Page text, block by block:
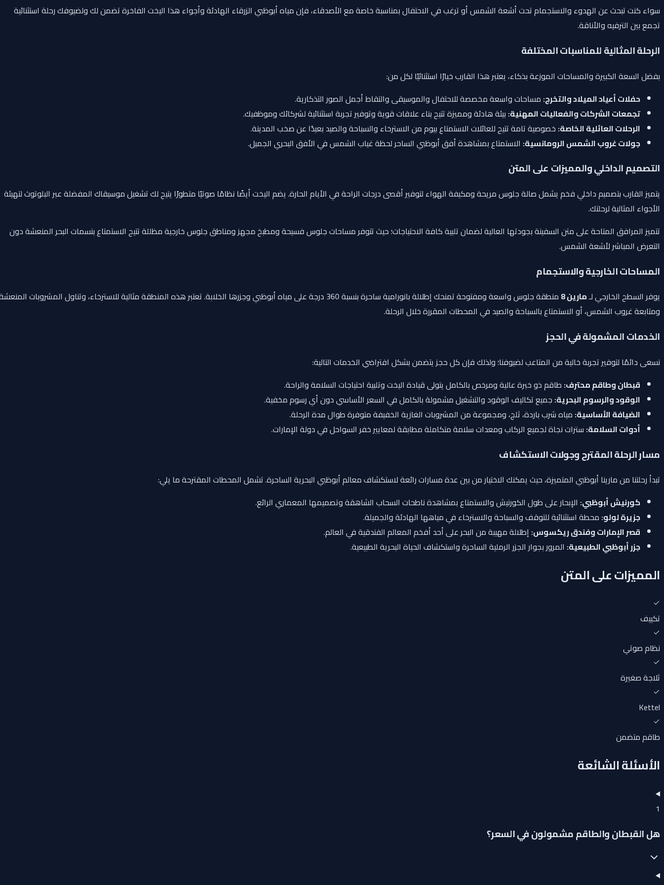
سواء كنت تبحث عن الهدوء والاستجمام تحت أشعة الشمس أو ترغب في الاحتفال بمناسبة خاصة مع الأصدقاء، فإن مياه أبوظبي الزرقاء الهادئة وأجواء هذا اليخت الفاخرة تضمن لك ولضيوفك رحلة استثنائية
تجمع بين الترفيه والأناقة.
الرحلة المثالية للمناسبات المختلفة
بفضل السعة الكبيرة والمساحات الموزعة بذكاء، يعتبر هذا القارب خيارًا استثنائيًا لكل من:
حفلات أعياد الميلاد والتخرج: مساحات واسعة مخصصة للاحتفال والموسيقى والتقاط أجمل الصور التذكارية.
تجمعات الشركات والفعاليات المهنية: بيئة هادئة ومميزة تتيح بناء علاقات قوية وتوفير تجربة استثنائية لشركائك وموظفيك.
الرحلات العائلية الخاصة: خصوصية تامة تتيح للعائلات الاستمتاع بيوم من الاسترخاء والسباحة والصيد بعيدًا عن صخب المدينة.
جولات غروب الشمس الرومانسية: الاستمتاع بمشاهدة أفق أبوظبي الساحر لحظة غياب الشمس في الأفق البحري الجميل.
التصميم الداخلي والمميزات على المتن
يتميز القارب بتصميم داخلي فخم يشمل صالة جلوس مريحة ومكيفة الهواء لتوفير أقصى درجات الراحة في الأيام الحارة. يضم اليخت أيضًا نظامًا صوتيًا متطورًا يتيح لك تشغيل موسيقاك المفضلة عبر البلوتوث لتهيئة
الأجواء المثالية لرحلتك.
تتميز المرافق المتاحة على متن السفينة بجودتها العالية لضمان تلبية كافة الاحتياجات؛ حيث تتوفر مساحات جلوس فسيحة ومطبخ مجهز ومناطق جلوس خارجية مظللة تتيح الاستمتاع بنسمات البحر المنعشة دون
التعرض المباشر لأشعة الشمس.
المساحات الخارجية والاستجمام
يوفر السطح الخارجي لـمارين 8
منطقة جلوس واسعة ومفتوحة تمنحك إطلالة بانورامية ساحرة بنسبة 360 درجة على مياه أبوظبي وجزرها الخلابة. تعتبر هذه المنطقة مثالية للاسترخاء، وتناول المشروبات
ومتابعة غروب الشمس، أو الاستمتاع بالسباحة والصيد في المحطات المقررة خلال الرحلة.
الخدمات المشمولة في الحجز
نسعى دائمًا لتوفير تجربة خالية من المتاعب لضيوفنا؛ ولذلك فإن كل حجز يتضمن بشكل افتراضي الخدمات التالية:
قبطان وطاقم محترف: طاقم ذو خبرة عالية ومرخص بالكامل يتولى قيادة اليخت وتلبية احتياجات السلامة والراحة.
الوقود والرسوم البحرية: جميع تكاليف الوقود والتشغيل مشمولة بالكامل في السعر الأساسي دون أي رسوم مخفية.
الضيافة الأساسية: مياه شرب باردة، ثلج، ومجموعة من المشروبات الغازية الخفيفة متوفرة طوال مدة الرحلة.
أدوات السلامة: سترات نجاة لجميع الركاب ومعدات سلامة متكاملة مطابقة لمعايير خفر السواحل في دولة الإمارات.
مسار الرحلة المقترح وجولات الاستكشاف
تبدأ رحلتنا من مارينا أبوظبي المتميزة، حيث يمكنك الاختيار من بين عدة مسارات رائعة لاستكشاف معالم أبوظبي البحرية الساحرة. تشمل المحطات المقترحة ما يلي:
كورنيش أبوظبي: الإبحار على طول الكورنيش والاستمتاع بمشاهدة ناطحات السحاب الشاهقة وتصميمها المعماري الرائع.
جزيرة لولو: محطة استثنائية للتوقف والسباحة والاسترخاء في مياهها الهادئة والجميلة.
قصر الإمارات وفندق ريكسوس: إطلالة مهيبة من البحر على أحد أفخم المعالم الفندقية في العالم.
جزر أبوظبي الطبيعية: المرور بجوار الجزر الرملية الساحرة واستكشاف الحياة البحرية الطبيعية.
المميزات على المتن
تكييف
نظام صوتي
ثلاجة صغيرة
Kettel
طاقم متضمن
الأسئلة الشائعة
1
هل القبطان والطاقم مشمولون في السعر؟